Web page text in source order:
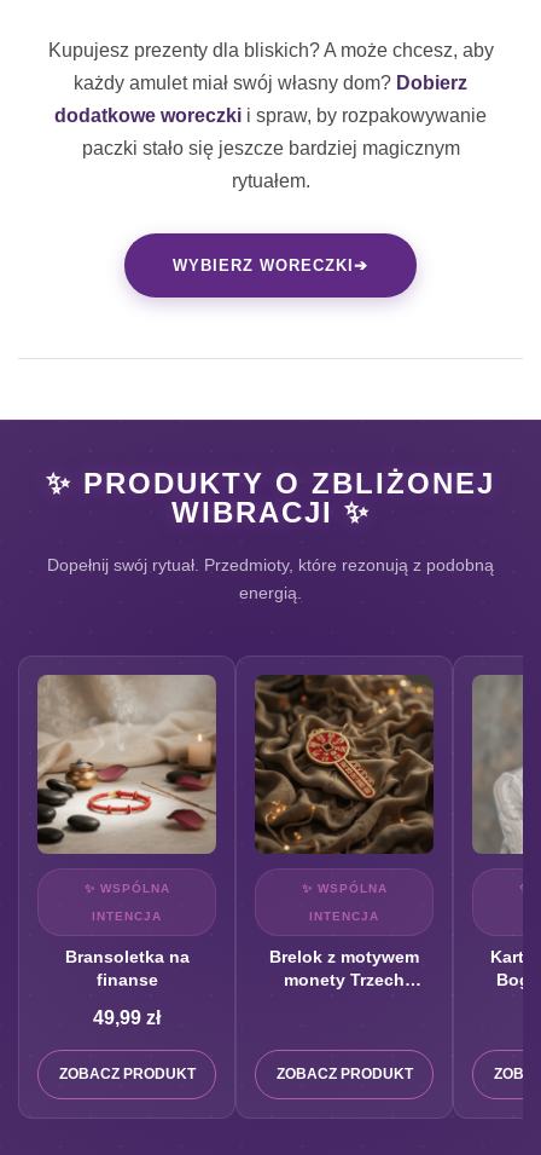
Kupujesz prezenty dla bliskich? A może chcesz, aby
każdy amulet miał swój własny dom? Dobierz
dodatkowe woreczki i spraw, by rozpakowywanie
paczki stało się jeszcze bardziej magicznym
rytuałem.
WYBIERZ WORECZKI ➔
✨ PRODUKTY O ZBLIŻONEJ
WIBRACJI ✨
Dopełnij swój rytuał. Przedmioty, które rezonują z podobną
energią.
✨ WSPÓLNA
INTENCJA
Bransoletka na
finanse
49,99 zł
ZOBACZ PRODUKT
✨ WSPÓLNA
INTENCJA
Brelok z motywem
monety Trzech
ZOBACZ PRODUKT
✨
Karta